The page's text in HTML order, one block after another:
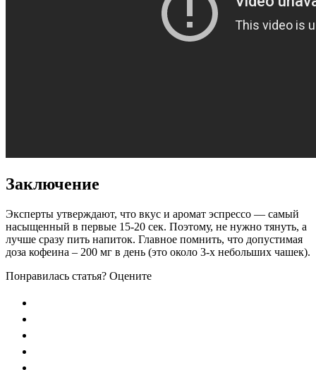
Заключение
Эксперты утверждают, что вкус и аромат эспрессо — самый
насыщенный в первые 15-20 сек. Поэтому, не нужно тянуть, а
лучше сразу пить напиток. Главное помнить, что допустимая
доза кофеина – 200 мг в день (это около 3-х небольших чашек).
Понравилась статья? Оцените